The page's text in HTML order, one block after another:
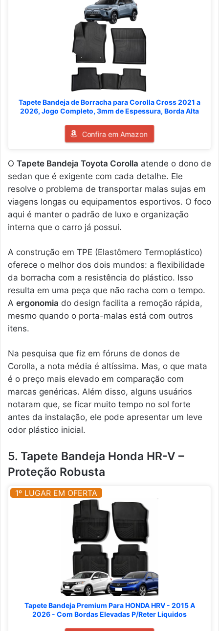
Tapete Bandeja de Borracha para Corolla Cross 2021 a
2026, Jogo Completo, 3mm de Espessura, Borda Alta
Confira em Amazon
O Tapete Bandeja Toyota Corolla atende o dono de
sedan que é exigente com cada detalhe. Ele
resolve o problema de transportar malas sujas em
viagens longas ou equipamentos esportivos. O foco
aqui é manter o padrão de luxo e organização
interna que o carro já possui.
A construção em TPE (Elastômero Termoplástico)
oferece o melhor dos dois mundos: a flexibilidade
da borracha com a resistência do plástico. Isso
resulta em uma peça que não racha com o tempo.
A ergonomia do design facilita a remoção rápida,
mesmo quando o porta-malas está com outros
itens.
Na pesquisa que fiz em fóruns de donos de
Corolla, a nota média é altíssima. Mas, o que mata
é o preço mais elevado em comparação com
marcas genéricas. Além disso, alguns usuários
notaram que, se ficar muito tempo no sol forte
antes da instalação, ele pode apresentar um leve
odor plástico inicial.
5. Tapete Bandeja Honda HR-V –
Proteção Robusta
1º LUGAR EM OFERTA
Tapete Bandeja Premium Para HONDA HRV - 2015 A
2026 - Com Bordas Elevadas P/Reter Liquidos